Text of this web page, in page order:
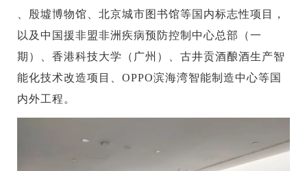
、殷墟博物馆、北京城市图书馆等国内标志性项目，
以及中国援非盟非洲疾病预防控制中心总部（一
期）、香港科技大学（广州）、古井贡酒酿酒生产智
能化技术改造项目、OPPO滨海湾智能制造中心等国
内外工程。